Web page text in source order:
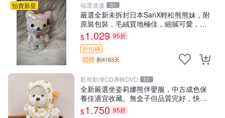
拍賣新星 福運連連 31
嚴選全新未拆封日本SanX輕松熊熊妹，附
原裝包裝，毛絨質地極佳，細膩可愛，推
薦收藏兼送禮，適合女性好友或家人，限
量釋出。鬆熊、熊玩偶、收藏品
$1,029 95折
折扣碼
競標 剩4163天
影視動漫CD專輯DVD 57
全新嚴選坐姿莉娜熊伴嬰服，中古成色保
養佳適宜收藏。無盒子但品質完好，快速
出貨。建議入手！ 中古 玩偶 滬漫
$1,750 95折